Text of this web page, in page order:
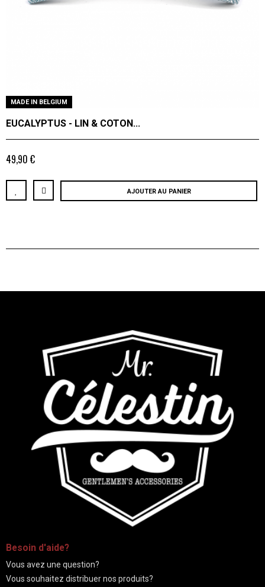
MADE IN BELGIUM
EUCALYPTUS - LIN & COTON...
49,90 €
AJOUTER AU PANIER
Besoin d'aide?
Vous avez une question?
Vous souhaitez distribuer nos produits?